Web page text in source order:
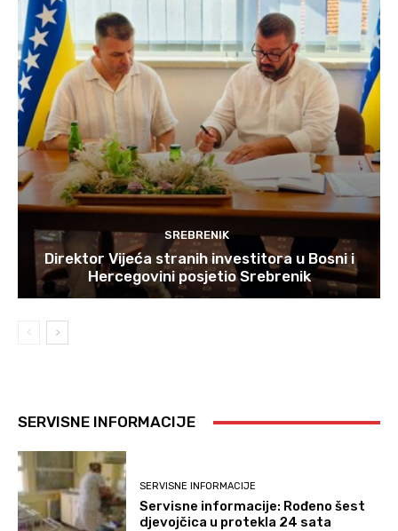
SREBRENIK
Direktor Vijeća stranih investitora u Bosni i
Hercegovini posjetio Srebrenik
SERVISNE INFORMACIJE
SERVISNE INFORMACIJE
Servisne informacije: Rođeno šest
djevojčica u protekla 24 sata